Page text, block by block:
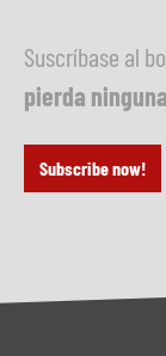
Suscríbase al
pierda
Subscribe now!